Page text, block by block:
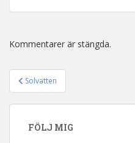
Kommentarer är stängda.
Solvatten
FÖLJ MIG